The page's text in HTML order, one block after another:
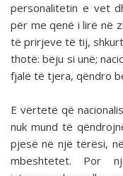
personalitetin e vet
për me qenë i lirë në
të prirjeve të tij,
thotë: bëju si unë;
fjalë të tjera, qëndro
E vërtetë që
nuk mund të
pjesë në një tërësi,
mbeshtetet. Por